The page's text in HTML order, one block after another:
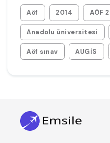
Aöf 2014 AÖF
Anadolu üniversitesi
Aöf sınav AUGİS